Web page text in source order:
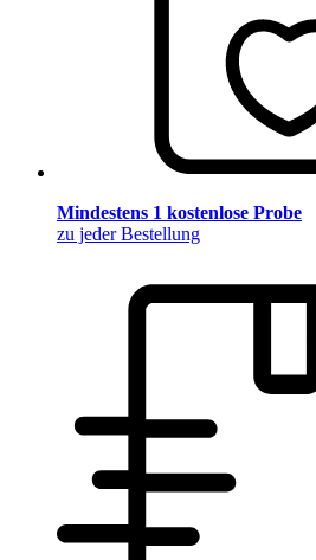
Mindestens 1 kostenlose Probe
zu jeder Bestellung